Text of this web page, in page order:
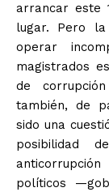
arrancar este
lugar. Pero la
operar
magistrados
de
también, de
sido una
posibilidad
políticos